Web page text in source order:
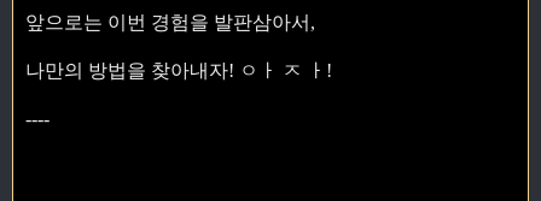
앞으로는 이번 경험을 발판삼아서,
나만의 방법을 찾아내자! ㅇㅏ ㅈ ㅏ!
----